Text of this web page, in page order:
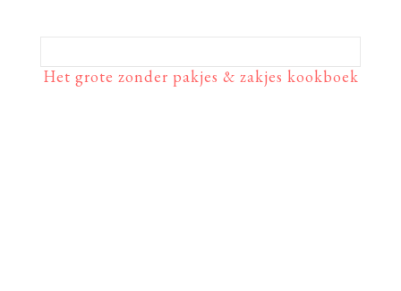
Het grote zonder pakjes & zakjes kookboek